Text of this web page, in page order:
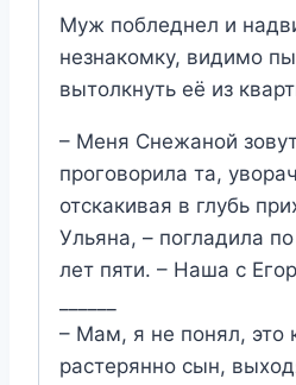
Муж побледнел и
незнакомку, видимо
вытолкнуть её из
– Меня Снежаной
проговорила та,
отскакивая в глубь
Ульяна, – погладила
лет пяти. – Наша с
– Мам, я не понял, это
растерянно сын,